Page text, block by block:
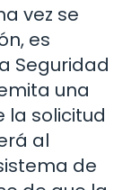
vez se
es
Seguridad
una
la solicitud
al
de